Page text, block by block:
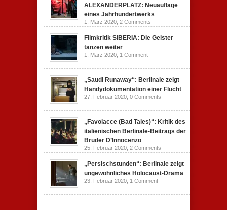
ALEXANDERPLATZ: Neuauflage
eines Jahrhundertwerks
1. März 2020, 2 Comments
Filmkritik SIBERIA: Die Geister
tanzen weiter
1. März 2020, 1 Comment
„Saudi Runaway“: Berlinale zeigt
Handydokumentation einer Flucht
27. Februar 2020, 0 Comments
„Favolacce (Bad Tales)“: Kritik des
italienischen Berlinale-Beitrags der
Brüder D’Innocenzo
25. Februar 2020, 2 Comments
„Persischstunden“: Berlinale zeigt
ungewöhnliches Holocaust-Drama
23. Februar 2020, 1 Comment